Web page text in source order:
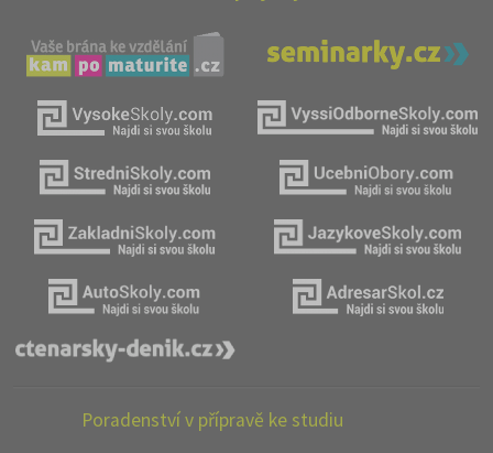
Poradenství v přípravě ke studiu